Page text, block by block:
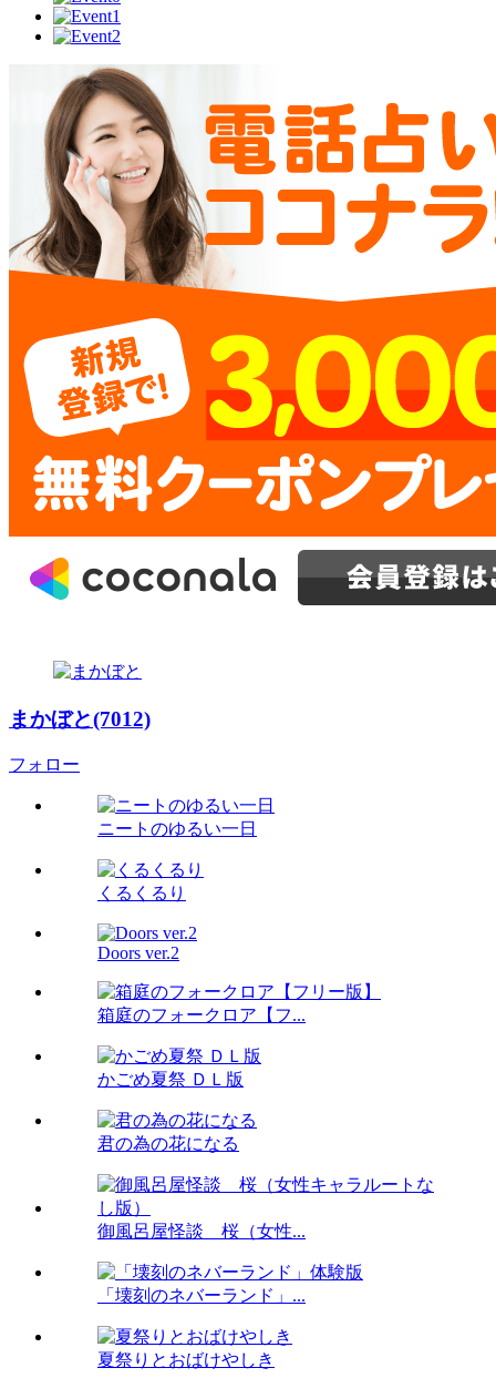
まかぼと(7012)
フォロー
ニートのゆるい一日
くるくるり
Doors ver.2
箱庭のフォークロア【フ...
かごめ夏祭 ＤＬ版
君の為の花になる
御風呂屋怪談 桜（女性...
「壊刻のネバーランド」...
夏祭りとおばけやしき